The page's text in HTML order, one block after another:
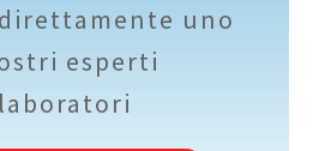
uno
esperti